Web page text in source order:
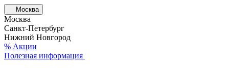
Москва
Москва
Санкт-Петербург
Нижний Новгород
% Акции
Полезная информация